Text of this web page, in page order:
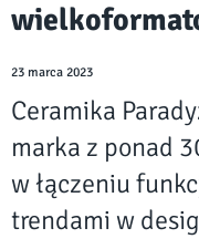
23 marca 2023
Ceramika
marka z ponad
w łączeniu
trendami w